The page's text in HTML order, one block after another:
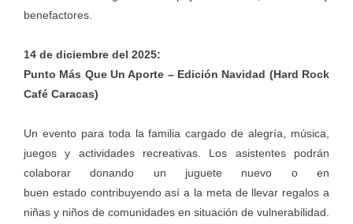
benefactores.
14 de diciembre del 2025:
Punto Más Que Un Aporte – Edición Navidad (Hard Rock
Café Caracas)
Un evento para toda la familia cargado de alegría, música,
juegos y actividades recreativas. Los asistentes podrán
colaborar donando un juguete nuevo o en
buen estado contribuyendo así a la meta de llevar regalos a
niñas y niños de comunidades en situación de vulnerabilidad.